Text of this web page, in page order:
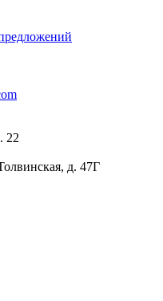
22
д. 47Г